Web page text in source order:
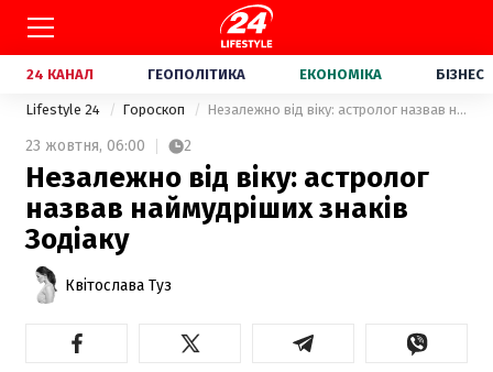
24 КАНАЛ ГЕОПОЛІТИКА ЕКОНОМІКА БІЗНЕС
Lifestyle 24 Гороскоп Незалежно від віку: астролог назвав наймудріших знаків Зодіаку
23 жовтня, 06:00 2
Незалежно від віку: астролог
назвав наймудріших знаків
Зодіаку
Квітослава Туз